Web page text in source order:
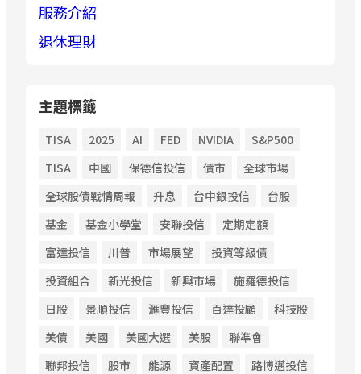
服務介紹
退休理財
主題標籤
TISA 2025 AI FED NVIDIA
S&P500
TISA
中國 保德信投信 債市
全球市場
全球股債戰情周報
升息 台中銀投信
台股
基金
基金小學堂 安聯投信
定期定額
富達投信
川普 市場展望
投資等級債
投資組合
新光投信 新興市場
施羅德投信
日股
景順投信 滙豐投信 百達投顧
科技股
美債
美國 美國大選 美股
聯準會
聯邦投信
股市 能源 資產配置
路博邁投信